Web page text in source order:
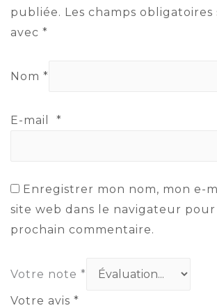
publiée. Les champs
avec *
Nom *
E-mail *
Enregistrer mon nom, mon e-
site web dans le navigateur pour
prochain commentaire.
Votre note *
Votre avis *